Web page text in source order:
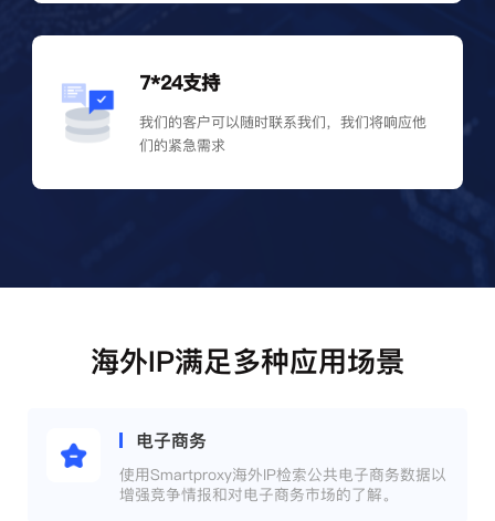
7*24支持
我们的客户可以随时联系我们，我们将响应他
们的紧急需求
海外IP满足多种应用场景
电子商务
使用Smartproxy海外IP检索公共电子商务数据以
增强竞争情报和对电子商务市场的了解。